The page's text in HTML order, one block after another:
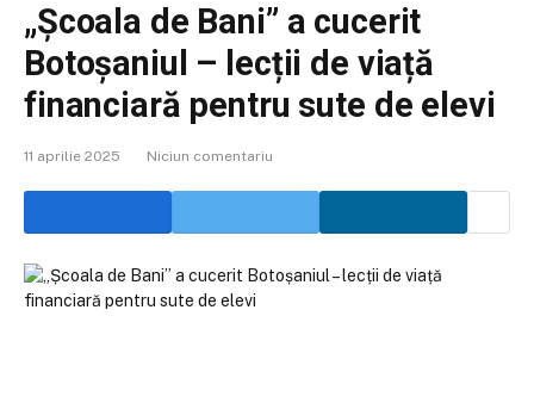
„Școala de Bani” a cucerit
Botoșaniul – lecții de viață
financiară pentru sute de elevi
11 aprilie 2025 Niciun comentariu